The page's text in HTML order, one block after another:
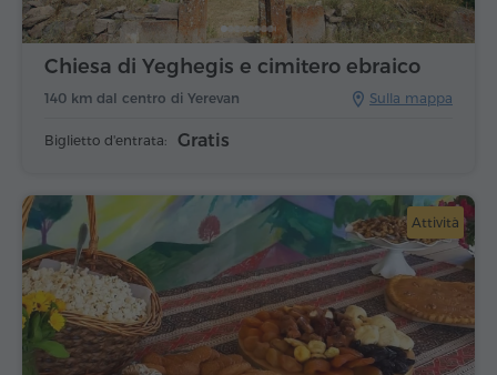
Sulla mappa
140 km dal centro di Yerevan
Chiesa di Yeghegis e cimitero ebraico
Biglietto d'entrata: Gratis
Attività